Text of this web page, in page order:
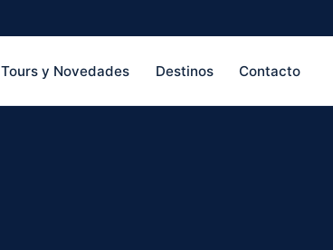
Tours y Novedades Destinos Contacto